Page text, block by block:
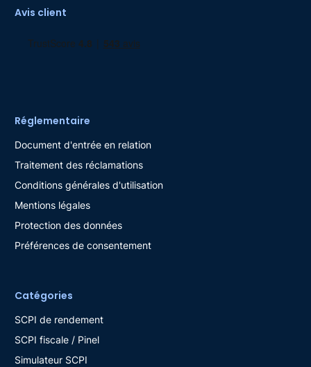
Avis client
Réglementaire
Document d'entrée en relation
Traitement des réclamations
Conditions générales d'utilisation
Mentions légales
Protection des données
Préférences de consentement
Catégories
SCPI de rendement
SCPI fiscale / Pinel
Simulateur SCPI